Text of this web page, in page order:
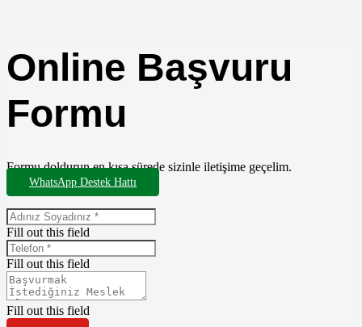
Online Başvuru
Formu
Formu doldurun en kısa sürede sizinle iletişime geçelim.
WhatsApp Destek Hattı
Fill out this field
Fill out this field
Fill out this field